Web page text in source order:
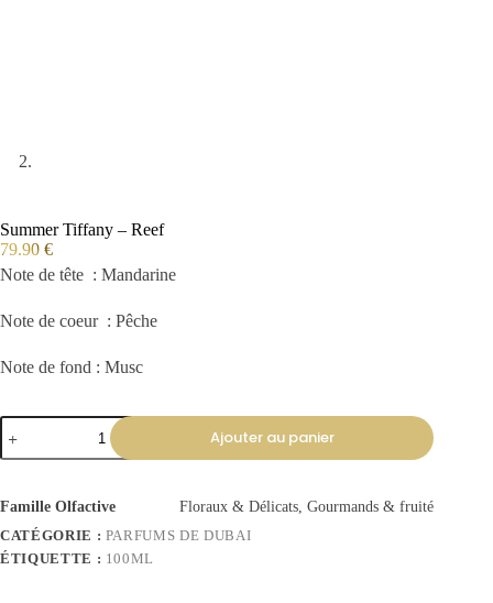
Summer Tiffany – Reef
79.90 €
Note de tête : Mandarine
Note de coeur : Pêche
Note de fond : Musc
Ajouter au panier
Famille Olfactive
Floraux & Délicats, Gourmands & fruité
CATÉGORIE : PARFUMS DE DUBAI
ÉTIQUETTE : 100ML